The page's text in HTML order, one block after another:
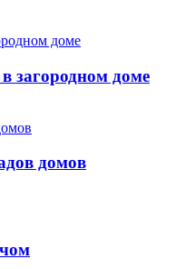
загородном доме
домов